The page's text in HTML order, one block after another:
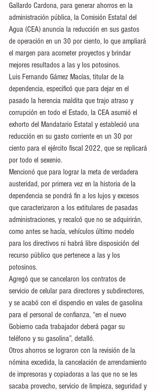
Gallardo Cardona, para generar ahorros en la
administración pública, la Comisión Estatal del
Agua (CEA) anuncia la reducción en sus gastos
de operación en un 30 por ciento, lo que ampliará
el margen para acometer proyectos y brindar
mejores resultados a las y los potosinos.
Luis Fernando Gámez Macías, titular de la
dependencia, especificó que para dejar en el
pasado la herencia maldita que trajo atraso y
corrupción en todo el Estado, la CEA asumió el
exhorto del Mandatario Estatal y estableció una
reducción en su gasto corriente en un 30 por
ciento para el ejército fiscal 2022, que se replicará
por todo el sexenio.
Mencionó que para lograr la meta de verdadera
austeridad, por primera vez en la historia de la
dependencia se pondrá fin a los lujos y excesos
que caracterizaron a los extitulares de pasadas
administraciones, y recalcó que no se adquirirán,
como antes se hacía, vehículos último modelo
para los directivos ni habrá libre disposición del
recurso público que pertenece a las y los
potosinos.
Agregó que se cancelaron los contratos de
servicio de celular para directores y subdirectores,
y se acabó con el dispendio en vales de gasolina
para el personal de confianza, “en el nuevo
Gobierno cada trabajador deberá pagar su
teléfono y su gasolina”, detalló.
Otros ahorros se lograron con la revisión de la
nómina excedida, la cancelación de arrendamiento
de impresoras y copiadoras a las que no se les
sacaba provecho, servicio de limpieza, seguridad y